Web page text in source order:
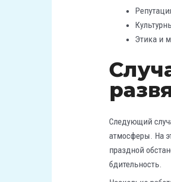
Этика и
Следующий
атмосферы. На
праздной
бдительность.